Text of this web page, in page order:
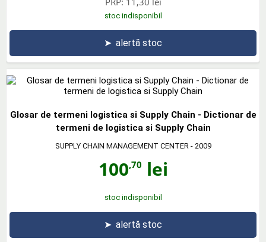
stoc indisponibil
➤ alertă stoc
Glosar de termeni logistica si Supply Chain - Dictionar de
termeni de logistica si Supply Chain
SUPPLY CHAIN MANAGEMENT CENTER - 2009
100,70 lei
stoc indisponibil
➤ alertă stoc